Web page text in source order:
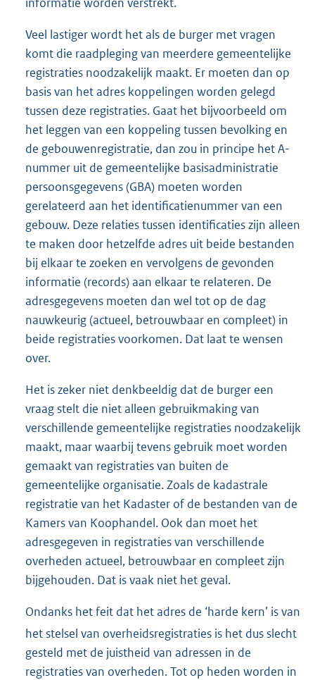
Veel lastiger wordt het als de burger met vragen
komt die raadpleging van meerdere gemeentelijke
registraties noodzakelijk maakt. Er moeten dan op
basis van het adres koppelingen worden gelegd
tussen deze registraties. Gaat het bijvoorbeeld om
het leggen van een koppeling tussen bevolking en
de gebouwenregistratie, dan zou in principe het A-
nummer uit de gemeentelijke basisadministratie
persoonsgegevens (GBA) moeten worden
gerelateerd aan het identificatienummer van een
gebouw. Deze relaties tussen identificaties zijn alleen
te maken door hetzelfde adres uit beide bestanden
bij elkaar te zoeken en vervolgens de gevonden
informatie (records) aan elkaar te relateren. De
adresgegevens moeten dan wel tot op de dag
nauwkeurig (actueel, betrouwbaar en compleet) in
beide registraties voorkomen. Dat laat te wensen
over.
Het is zeker niet denkbeeldig dat de burger een
vraag stelt die niet alleen gebruikmaking van
verschillende gemeentelijke registraties noodzakelijk
maakt, maar waarbij tevens gebruik moet worden
gemaakt van registraties van buiten de
gemeentelijke organisatie. Zoals de kadastrale
registratie van het Kadaster of de bestanden van de
Kamers van Koophandel. Ook dan moet het
adresgegeven in registraties van verschillende
overheden actueel, betrouwbaar en compleet zijn
bijgehouden. Dat is vaak niet het geval.
Ondanks het feit dat het adres de ‘harde kern’ is van
het stelsel van overheidsregistraties is het dus slecht
gesteld met de juistheid van adressen in de
registraties van overheden. Tot op heden worden in